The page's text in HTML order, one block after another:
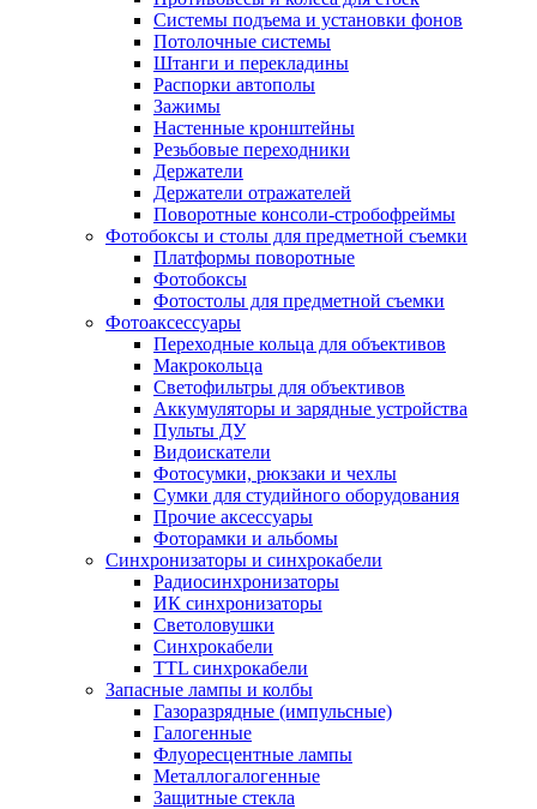
Системы подъема и установки фонов
Потолочные системы
Штанги и перекладины
Распорки автополы
Зажимы
Настенные кронштейны
Резьбовые переходники
Держатели
Держатели отражателей
Поворотные консоли-стробофреймы
Фотобоксы и столы для предметной съемки
Платформы поворотные
Фотобоксы
Фотостолы для предметной съемки
Фотоаксессуары
Переходные кольца для объективов
Макрокольца
Светофильтры для объективов
Аккумуляторы и зарядные устройства
Пульты ДУ
Видоискатели
Фотосумки, рюкзаки и чехлы
Сумки для студийного оборудования
Прочие аксессуары
Фоторамки и альбомы
Синхронизаторы и синхрокабели
Радиосинхронизаторы
ИК синхронизаторы
Светоловушки
Синхрокабели
TTL синхрокабели
Запасные лампы и колбы
Газоразрядные (импульсные)
Галогенные
Флуоресцентные лампы
Металлогалогенные
Защитные стекла